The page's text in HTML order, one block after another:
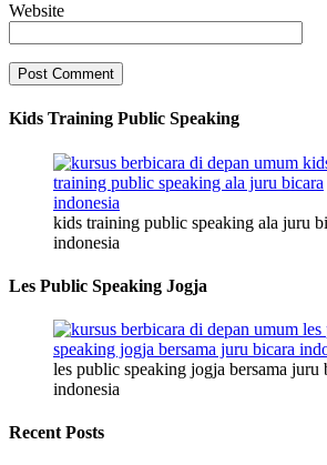
Website
Kids Training Public Speaking
kids training public speaking ala juru
indonesia
Les Public Speaking Jogja
les public speaking jogja bersama juru
indonesia
Recent Posts